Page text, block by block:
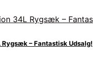
– Fantastisk Udsalg!